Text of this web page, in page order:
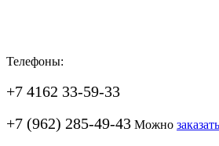
Телефоны:
+7 4162 33-59-33
+7 (962) 285-49-43 Можно